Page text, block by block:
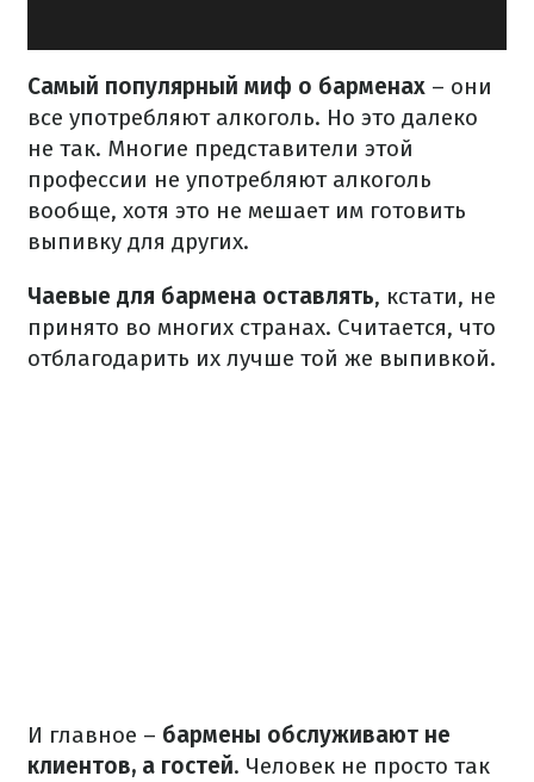
Самый популярный миф о барменах – они
все употребляют алкоголь. Но это далеко
не так. Многие представители этой
профессии не употребляют алкоголь
вообще, хотя это не мешает им готовить
выпивку для других.
Чаевые для бармена оставлять, кстати, не
принято во многих странах. Считается, что
отблагодарить их лучше той же выпивкой.
И главное – бармены обслуживают не
клиентов, а гостей. Человек не просто так